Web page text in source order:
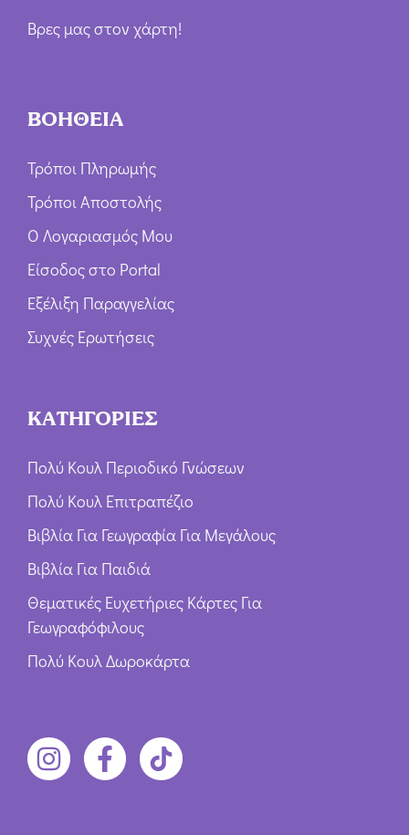
Βρες μας στον χάρτη!
ΒΟΗΘΕΙΑ
Τρόποι Πληρωμής
Τρόποι Αποστολής
Ο Λογαριασμός Μου
Είσοδος στο Portal
Εξέλιξη Παραγγελίας
Συχνές Ερωτήσεις
ΚΑΤΗΓΟΡΙΕΣ
Πολύ Κουλ Περιοδικό Γνώσεων
Πολύ Κουλ Επιτραπέζιο
Βιβλία Για Γεωγραφία Για Μεγάλους
Βιβλία Για Παιδιά
Θεματικές Ευχετήριες Κάρτες Για
Γεωγραφόφιλους
Πολύ Κουλ Δωροκάρτα